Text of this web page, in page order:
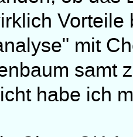
mit
samt
habe ich